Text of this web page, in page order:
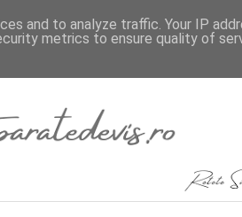
and to analyze traffic. Your IP
metrics to ensure quality of